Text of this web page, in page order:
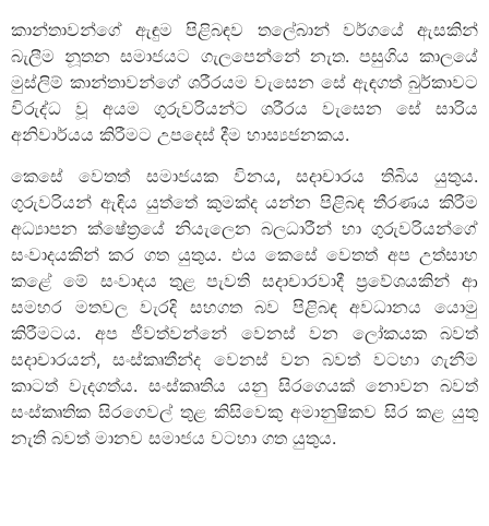
කාන්තාවන්ගේ ඇඳුම පිළිබඳව තලේබාන් වර්ගයේ ඇසකින්
බැලීම නූතන සමාජයට ගැලපෙන්නේ නැත. පසුගිය කාලයේ
මුස්ලිම් කාන්තාවන්ගේ ශරීරයම වැසෙන සේ ඇඳගත් බුර්කාවට
විරුද්ධ වූ අයම ගුරුවරියන්ට ශරීරය වැසෙන සේ සාරිය
අනිවාර්යය කිරීමට උපදෙස් දීම හාස්‍යජනකය.
කෙසේ වෙතත් සමාජයක විනය, සදාචාරය තිබිය යුතුය.
ගුරුවරියන් ඇඳිය යුත්තේ කුමක්ද යන්න පිළිබඳ තීරණය කිරීම
අධ්‍යාපන ක්ෂේත්‍රයේ නියැලෙන බලධාරීන් හා ගුරුවරියන්ගේ
සංවාදයකින් කර ගත යුතුය. එය කෙසේ වෙතත් අප උත්සාහ
කළේ මේ සංවාදය තුළ පැවති සදාචාරවාදී ප්‍රවේශයකින් ආ
සමහර මතවල වැරදි සහගත බව පිළිබඳ අවධානය යොමු
කිරීමටය. අප ජීවත්වන්නේ වෙනස් වන ලෝකයක බවත්
සදාචාරයන්, සංස්කෘතීන්ද වෙනස් වන බවත් වටහා ගැනීම
කාටත් වැදගත්ය. සංස්කෘතිය යනු සිරගෙයක් නොවන බවත්
සංස්කෘතික සිරගෙවල් තුළ කිසිවෙකු අමානුෂිකව සිර කළ යුතු
නැති බවත් මානව සමාජය වටහා ගත යුතුය.